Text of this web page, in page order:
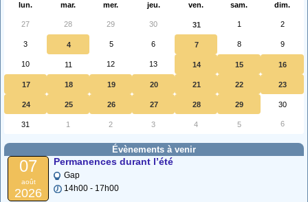
lun. mar. mer. jeu. ven. sam. dim.
27 28 29 30 31 1 2
3 4 5 6 7 8 9
10 11 12 13 14 15 16
17 18 19 20 21 22 23
24 25 26 27 28 29 30
31 1 2 3 4 5 6
Évènements à venir
07
août
2026
Permanences durant l’été
Gap
14h00 - 17h00